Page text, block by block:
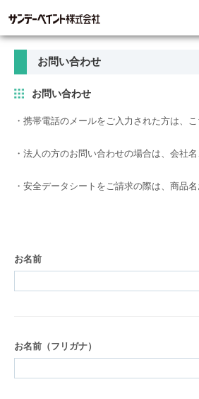
お問い合わせ
お問い合わせ
・携帯電話のメールをご入力された方は、
・法人の方のお問い合わせの場合は、会社
・安全データシートをご請求の際は、商品
お名前
お名前（フリガナ）